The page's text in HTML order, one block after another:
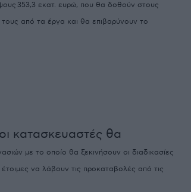
353,3 εκατ. ευρώ, που θα δοθούν στους
τους από τα έργα και θα επιβαρύνουν το
κατασκευαστές θα
με το οποίο θα ξεκινήσουν οι διαδικασίες
να λάβουν τις προκαταβολές από τις